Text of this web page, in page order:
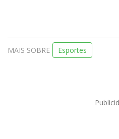
MAIS SOBRE Esportes